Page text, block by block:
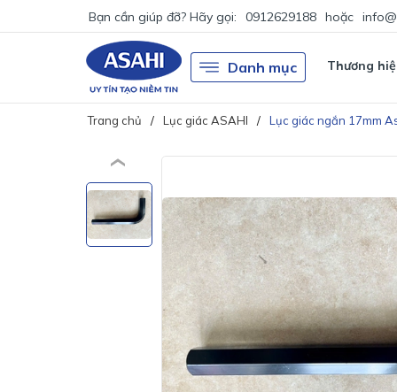
Bạn cần giúp đỡ? Hãy gọi: 0912629188 hoặc
Danh mục Thương
Trang chủ Lục giác ASAHI Lục giác ngắn 17mm